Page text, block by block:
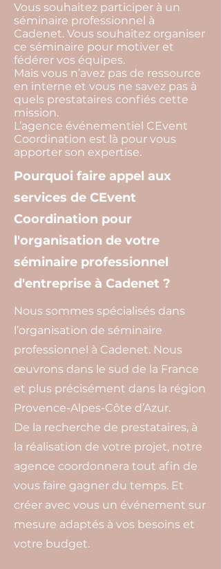
Vous souhaitez participer à un
séminaire professionnel à
Cadenet. Vous souhaitez organiser
ce séminaire pour motiver et
fédérer vos équipes.
Mais vous n’avez pas de ressource
en interne et vous ne savez pas à
quels prestataires confiés cette
mission.
L’agence événementiel CEvent
Coordination est là pour vous
apporter son expertise.
Pourquoi faire appel aux
services de CEvent
Coordination pour
l'organisation de votre
séminaire professionnel
d'entreprise à Cadenet ?
Nous sommes spécialisés dans
l’organisation de séminaire
professionnel à Cadenet. Nous
œuvrons dans le sud de la France
et plus précisément dans la région
Provence-Alpes-Côte d’Azur.
De la recherche de prestataires, à
la réalisation de votre projet, notre
agence coordonnera tout afin de
vous faire gagner du temps. Et
créer avec vous un événement sur
mesure adaptés à vos besoins et
votre budget.